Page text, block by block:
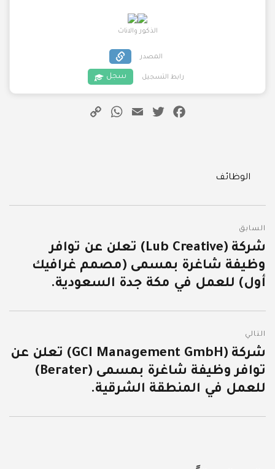
الذكور والاناث
المصدر
رابط التسجيل سجل
Facebook
Twitter
Email
WhatsApp
Categories
الوظائف
المقالات
السابق
المقالة
السابقة:
شركة (Lub Creative) تعلن عن توافر
وظيفة شاغرة بمسمى (مصمم غرافيك
أول) للعمل في مكة جدة السعودية.
التالي
المقالة
التالية:
شركة (GCI Management GmbH) تعلن عن
توافر وظيفة شاغرة بمسمى (Berater)
للعمل في المنطقة الشرقية.